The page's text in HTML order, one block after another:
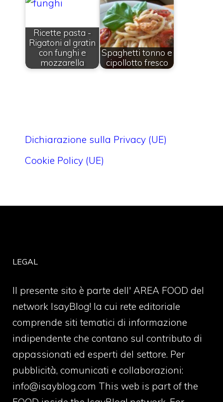
Ricette pasta -
Rigatoni al gratin
con funghi e
mozzarella
Spaghetti tonno e
cipollotto fresco
Dichiarazione sulla Privacy (UE)
Cookie Policy (UE)
LEGAL
Il presente sito è parte dell' AREA FOOD del
network IsayBlog! la cui rete editoriale
comprende siti tematici di informazione
indipendente che contano sul contributo di
appassionati ed esperti del settore. Per
pubblicità, comunicati e collaborazioni:
info@isayblog.com This web is part of the